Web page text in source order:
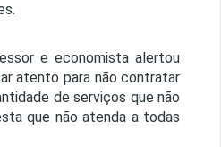
e economista alertou
atento para não contratar
de serviços que não
que não atenda a todas